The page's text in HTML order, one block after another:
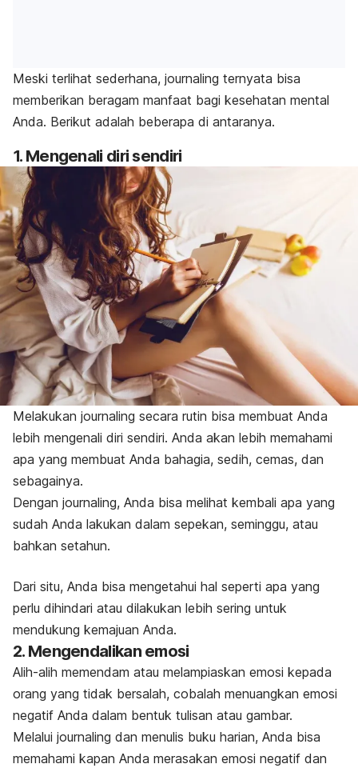
Meski terlihat sederhana, journaling ternyata bisa
memberikan beragam manfaat bagi kesehatan mental
Anda. Berikut adalah beberapa di antaranya.
1. Mengenali diri sendiri
Melakukan journaling secara rutin bisa membuat Anda
lebih mengenali diri sendiri. Anda akan lebih memahami
apa yang membuat Anda bahagia, sedih, cemas, dan
sebagainya.
Dengan journaling, Anda bisa melihat kembali apa yang
sudah Anda lakukan dalam sepekan, seminggu, atau
bahkan setahun.
Dari situ, Anda bisa mengetahui hal seperti apa yang
perlu dihindari atau dilakukan lebih sering untuk
mendukung kemajuan Anda.
2. Mengendalikan emosi
Alih-alih memendam atau melampiaskan emosi kepada
orang yang tidak bersalah, cobalah menuangkan emosi
negatif Anda dalam bentuk tulisan atau gambar.
Melalui journaling dan menulis buku harian, Anda bisa
memahami kapan Anda merasakan emosi negatif dan